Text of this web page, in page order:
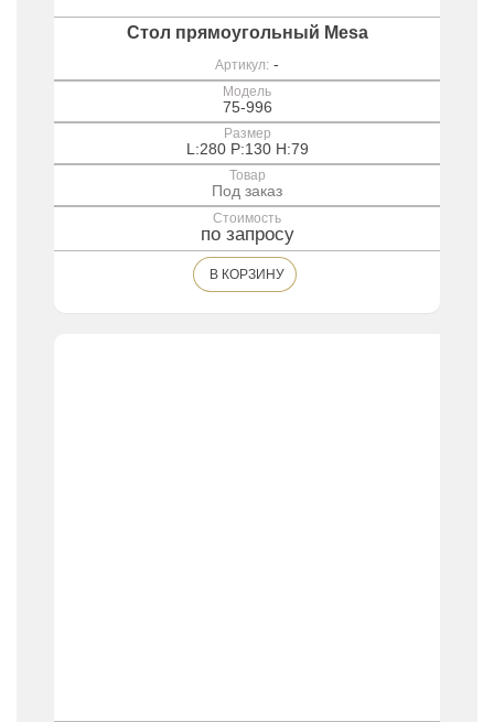
Стол прямоугольный Mesa
Артикул: -
Модель
75-996
Размер
L:280 P:130 H:79
Товар
Под заказ
Стоимость
по запросу
В КОРЗИНУ